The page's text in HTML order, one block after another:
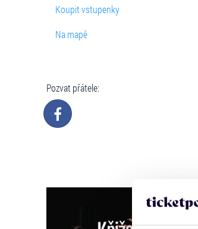
Koupit vstupenky
Na mapě
Pozvat přátele: